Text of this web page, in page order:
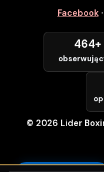
Numer Telefonu *
Facebook·
464+
© 2026 Lider